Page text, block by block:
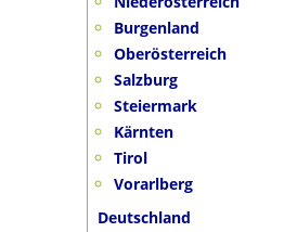
Burgenland
Oberösterreich
Salzburg
Steiermark
Kärnten
Tirol
Vorarlberg
Deutschland